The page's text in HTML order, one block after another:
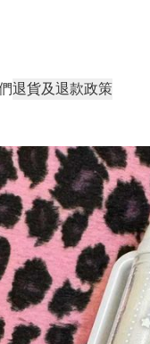
退貨及退款政策